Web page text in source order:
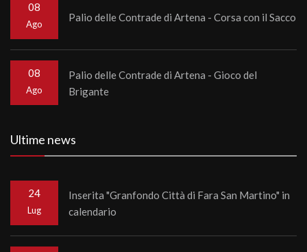
08
Ago
Palio delle Contrade di Artena - Corsa con il Sacco
08
Ago
Palio delle Contrade di Artena - Gioco del
Brigante
Ultime news
24
Lug
Inserita "Granfondo Città di Fara San Martino" in
calendario